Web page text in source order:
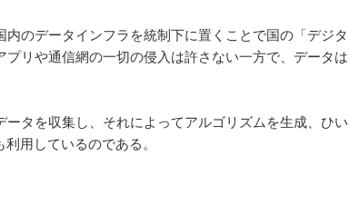
のデータインフラを統制下に置くことで国の「デジタ
リや通信網の一切の侵入は許さない一方で、データは
タを収集し、それによってアルゴリズムを生成、ひい
用しているのである。